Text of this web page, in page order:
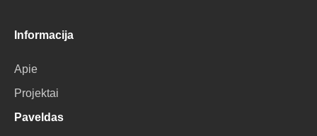
Informacija
Apie
Projektai
Paveldas